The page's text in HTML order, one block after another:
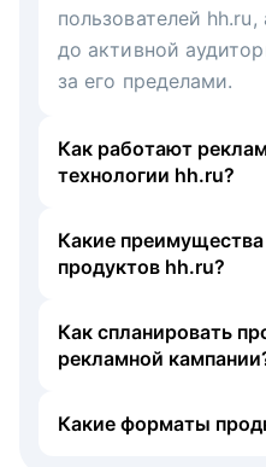
пользователей
до активной
за его пределами.
Как работают
технологии hh.ru?
Какие
продуктов hh.ru?
Как спланировать
рекламной
Какие форматы